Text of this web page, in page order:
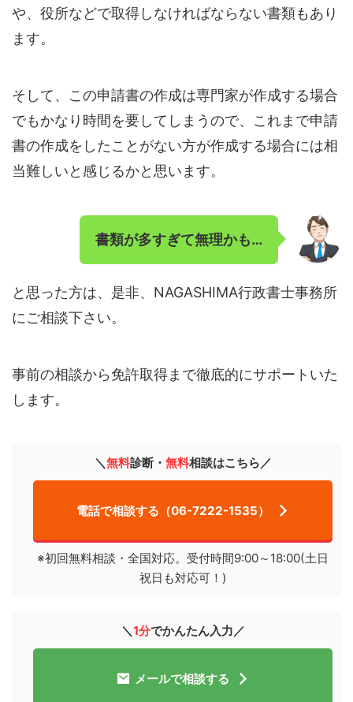
や、役所などで取得しなければならない書類もあり
ます。
そして、この申請書の作成は専門家が作成する場合
でもかなり時間を要してしまうので、これまで申請
書の作成をしたことがない方が作成する場合には相
当難しいと感じるかと思います。
書類が多すぎて無理かも…
と思った方は、是非、NAGASHIMA行政書士事務所
にご相談下さい。
事前の相談から免許取得まで徹底的にサポートいた
します。
＼無料診断・ 無料相談はこちら／
電話で相談する（06-7222-1535）
※初回無料相談・全国対応。受付時間9:00～18:00(土日
祝日も対応可！)
＼1分でかんたん入力／
メールで相談する